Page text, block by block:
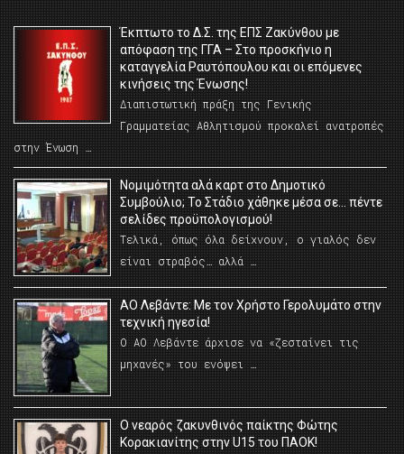
Έκπτωτο το Δ.Σ. της ΕΠΣ Ζακύνθου με
απόφαση της ΓΓΑ – Στο προσκήνιο η
καταγγελία Ραυτόπουλου και οι επόμενες
κινήσεις της Ένωσης!
Διαπιστωτική πράξη της Γενικής
Γραμματείας Αθλητισμού προκαλεί ανατροπές
στην Ένωση …
Νομιμότητα αλά καρτ στο Δημοτικό
Συμβούλιο; Το Στάδιο χάθηκε μέσα σε… πέντε
σελίδες προϋπολογισμού!
Τελικά, όπως όλα δείχνουν, ο γιαλός δεν
είναι στραβός… αλλά …
ΑΟ Λεβάντε: Με τον Χρήστο Γερολυμάτο στην
τεχνική ηγεσία!
Ο ΑΟ Λεβάντε άρχισε να «ζεσταίνει τις
μηχανές» του ενόψει …
O νεαρός ζακυνθινός παίκτης Φώτης
Κορακιανίτης στην U15 του ΠΑΟΚ!